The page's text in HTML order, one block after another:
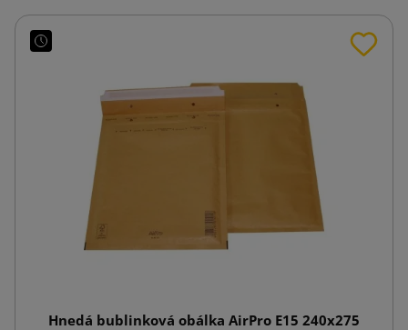
Hnedá bublinková obálka AirPro E15 240x275